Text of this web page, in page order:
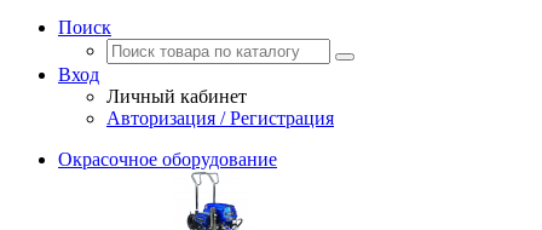
Поиск
Вход
Личный кабинет
Авторизация / Регистрация
Окрасочное оборудование